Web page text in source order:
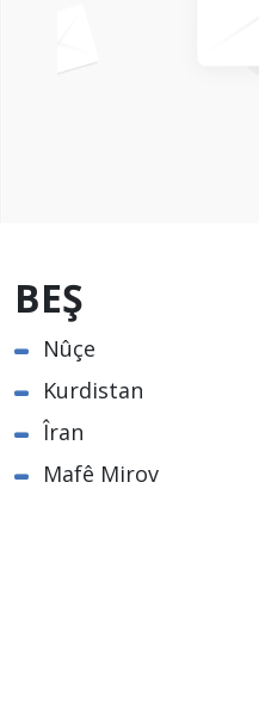
BEŞ
Nûçe
Kurdistan
Îran
Mafê Mirov